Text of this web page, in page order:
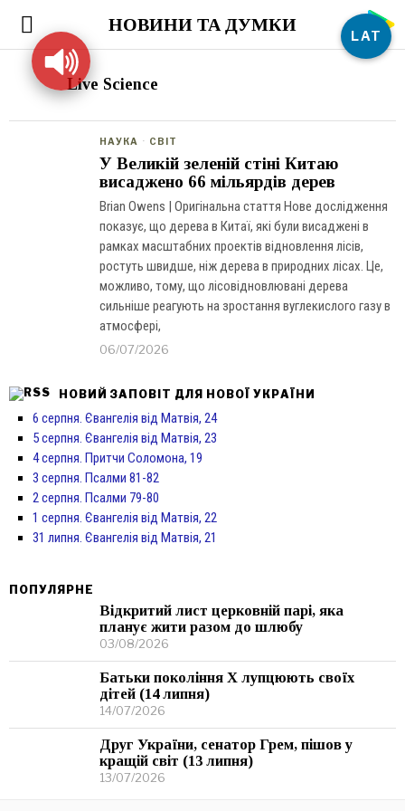
НОВИНИ ТА ДУМКИ
Live Science
НАУКА · СВІТ
У Великій зеленій стіні Китаю
висаджено 66 мільярдів дерев
Brian Owens | Оригінальна стаття Нове дослідження
показує, що дерева в Китаї, які були висаджені в
рамках масштабних проектів відновлення лісів,
ростуть швидше, ніж дерева в природних лісах. Це,
можливо, тому, що лісовідновлювані дерева
сильніше реагують на зростання вуглекислого газу в
атмосфері,
06/07/2026
НОВИЙ ЗАПОВІТ ДЛЯ НОВОЇ УКРАЇНИ
6 серпня. Євангелія від Матвія, 24
5 серпня. Євангелія від Матвія, 23
4 серпня. Притчи Соломона, 19
3 серпня. Псалми 81-82
2 серпня. Псалми 79-80
1 серпня. Євангелія від Матвія, 22
31 липня. Євангелія від Матвія, 21
ПОПУЛЯРНЕ
Відкритий лист церковній парі, яка
планує жити разом до шлюбу
03/08/2026
Батьки покоління Х лупцюють своїх
дітей (14 липня)
14/07/2026
Друг України, сенатор Грем, пішов у
кращій світ (13 липня)
13/07/2026
LAT